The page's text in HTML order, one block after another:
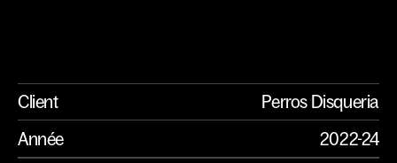
Client
Année
2022-24